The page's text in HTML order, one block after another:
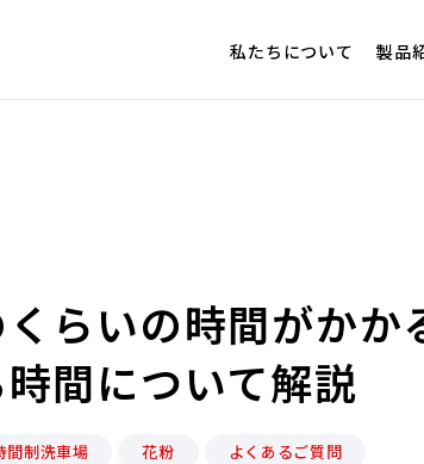
私たちについて 製品
らいの時間がかか
間について解説
間制洗車場 花粉 よくあるご質問